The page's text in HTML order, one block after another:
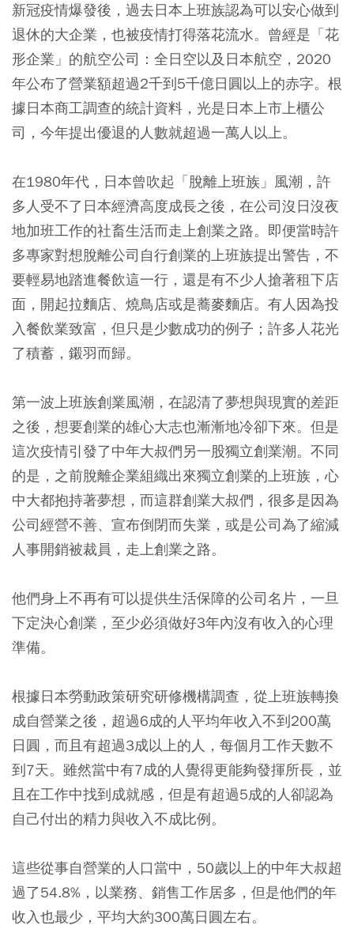
新冠疫情爆發後，過去日本上班族認為可以安心做到
退休的大企業，也被疫情打得落花流水。曾經是「花
形企業」的航空公司：全日空以及日本航空，2020
年公布了營業額超過2千到5千億日圓以上的赤字。根
據日本商工調查的統計資料，光是日本上市上櫃公
司，今年提出優退的人數就超過一萬人以上。
在1980年代，日本曾吹起「脫離上班族」風潮，許
多人受不了日本經濟高度成長之後，在公司沒日沒夜
地加班工作的社畜生活而走上創業之路。即便當時許
多專家對想脫離公司自行創業的上班族提出警告，不
要輕易地踏進餐飲這一行，還是有不少人搶著租下店
面，開起拉麵店、燒鳥店或是蕎麥麵店。有人因為投
入餐飲業致富，但只是少數成功的例子；許多人花光
了積蓄，鎩羽而歸。
第一波上班族創業風潮，在認清了夢想與現實的差距
之後，想要創業的雄心大志也漸漸地冷卻下來。但是
這次疫情引發了中年大叔們另一股獨立創業潮。不同
的是，之前脫離企業組織出來獨立創業的上班族，心
中大都抱持著夢想，而這群創業大叔們，很多是因為
公司經營不善、宣布倒閉而失業，或是公司為了縮減
人事開銷被裁員，走上創業之路。
他們身上不再有可以提供生活保障的公司名片，一旦
下定決心創業，至少必須做好3年內沒有收入的心理
準備。
根據日本勞動政策研究研修機構調查，從上班族轉換
成自營業之後，超過6成的人平均年收入不到200萬
日圓，而且有超過3成以上的人，每個月工作天數不
到7天。雖然當中有7成的人覺得更能夠發揮所長，並
且在工作中找到成就感，但是有超過5成的人卻認為
自己付出的精力與收入不成比例。
這些從事自營業的人口當中，50歲以上的中年大叔超
過了54.8%，以業務、銷售工作居多，但是他們的年
收入也最少，平均大約300萬日圓左右。